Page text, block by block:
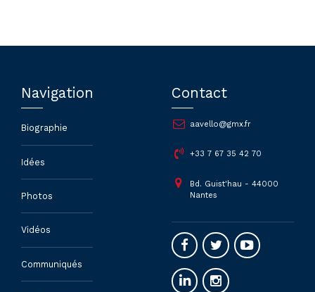
Navigation
Biographie
Idées
Photos
Vidéos
Communiqués
Contact
aavello@gmx.fr
+33 7 67 35 42 70
Bd. Guist'hau - 44000
Nantes